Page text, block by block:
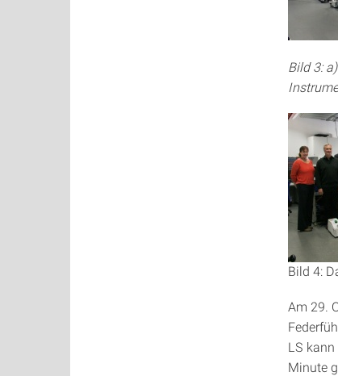
Bild 3:
Bild 4:
Am 29.
LS
Minute